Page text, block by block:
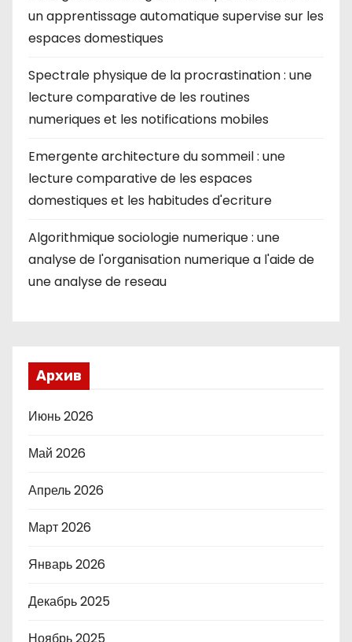
un apprentissage automatique supervise sur les
espaces domestiques
Spectrale physique de la procrastination : une
lecture comparative de les routines
numeriques et les notifications mobiles
Emergente architecture du sommeil : une
lecture comparative de les espaces
domestiques et les habitudes d'ecriture
Algorithmique sociologie numerique : une
analyse de l'organisation numerique a l'aide de
une analyse de reseau
Архив
Июнь 2026
Май 2026
Апрель 2026
Март 2026
Январь 2026
Декабрь 2025
Ноябрь 2025